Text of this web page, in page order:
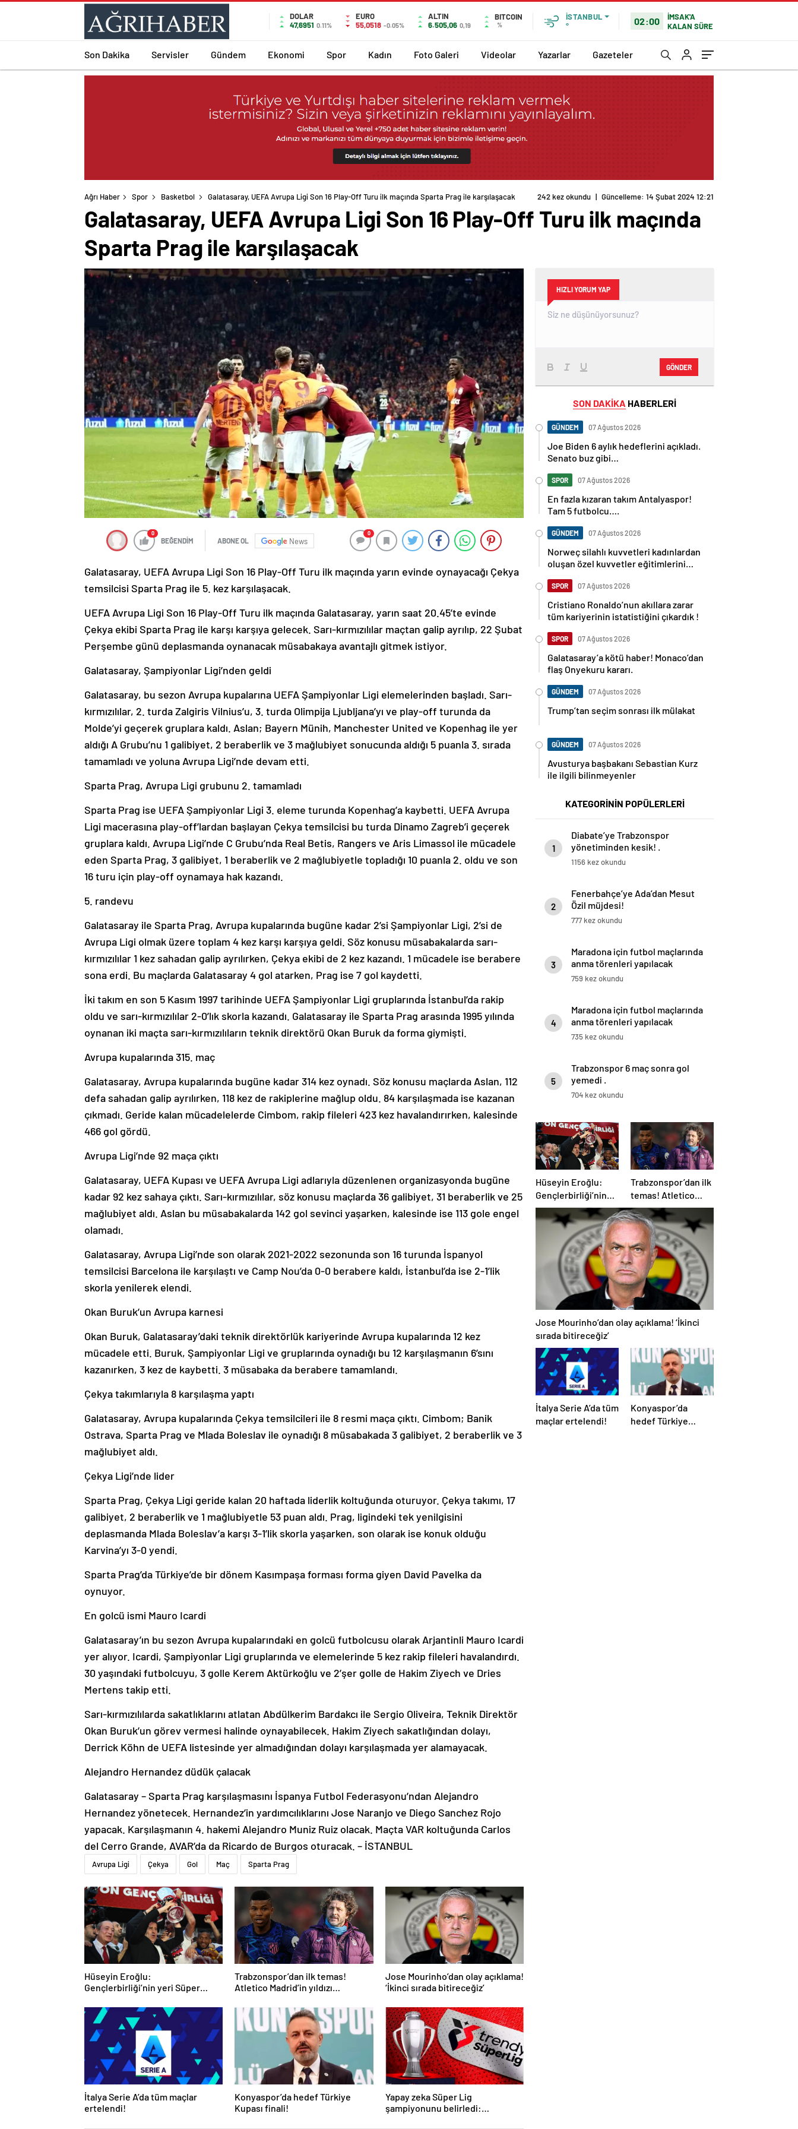
DOLAR
47,6951 0.11%
EURO
55,0518 -0.05%
ALTIN
6.505,06 0,19
BITCOIN
%
İSTANBUL
°
02:00
İMSAK'A
KALAN SÜRE
Son Dakika Servisler Gündem Ekonomi Spor Kadın Foto Galeri Videolar Yazarlar Gazeteler
Ağrı Haber Spor Basketbol Galatasaray, UEFA Avrupa Ligi Son 16 Play-Off Turu ilk maçında Sparta Prag ile karşılaşacak
Galatasaray, UEFA Avrupa Ligi Son 16 Play-Off Turu ilk maçında
Sparta Prag ile karşılaşacak
0
BEĞENDİM ABONE OL News
0
Galatasaray, UEFA Avrupa Ligi Son 16 Play-Off Turu ilk maçında yarın evinde oynayacağı Çekya
temsilcisi Sparta Prag ile 5. kez karşılaşacak.
UEFA Avrupa Ligi Son 16 Play-Off Turu ilk maçında Galatasaray, yarın saat 20.45’te evinde
Çekya ekibi Sparta Prag ile karşı karşıya gelecek. Sarı-kırmızılılar maçtan galip ayrılıp, 22 Şubat
Perşembe günü deplasmanda oynanacak müsabakaya avantajlı gitmek istiyor.
Galatasaray, Şampiyonlar Ligi’nden geldi
Galatasaray, bu sezon Avrupa kupalarına UEFA Şampiyonlar Ligi elemelerinden başladı. Sarı-
kırmızılılar, 2. turda Zalgiris Vilnius’u, 3. turda Olimpija Ljubljana’yı ve play-off turunda da
Molde’yi geçerek gruplara kaldı. Aslan; Bayern Münih, Manchester United ve Kopenhag ile yer
aldığı A Grubu’nu 1 galibiyet, 2 beraberlik ve 3 mağlubiyet sonucunda aldığı 5 puanla 3. sırada
tamamladı ve yoluna Avrupa Ligi’nde devam etti.
Sparta Prag, Avrupa Ligi grubunu 2. tamamladı
Sparta Prag ise UEFA Şampiyonlar Ligi 3. eleme turunda Kopenhag’a kaybetti. UEFA Avrupa
Ligi macerasına play-off’lardan başlayan Çekya temsilcisi bu turda Dinamo Zagreb’i geçerek
gruplara kaldı. Avrupa Ligi’nde C Grubu’nda Real Betis, Rangers ve Aris Limassol ile mücadele
eden Sparta Prag, 3 galibiyet, 1 beraberlik ve 2 mağlubiyetle topladığı 10 puanla 2. oldu ve son
16 turu için play-off oynamaya hak kazandı.
5. randevu
Galatasaray ile Sparta Prag, Avrupa kupalarında bugüne kadar 2’si Şampiyonlar Ligi, 2’si de
Avrupa Ligi olmak üzere toplam 4 kez karşı karşıya geldi. Söz konusu müsabakalarda sarı-
kırmızılılar 1 kez sahadan galip ayrılırken, Çekya ekibi de 2 kez kazandı. 1 mücadele ise berabere
sona erdi. Bu maçlarda Galatasaray 4 gol atarken, Prag ise 7 gol kaydetti.
İki takım en son 5 Kasım 1997 tarihinde UEFA Şampiyonlar Ligi gruplarında İstanbul’da rakip
oldu ve sarı-kırmızılılar 2-0’lık skorla kazandı. Galatasaray ile Sparta Prag arasında 1995 yılında
oynanan iki maçta sarı-kırmızılıların teknik direktörü Okan Buruk da forma giymişti.
Avrupa kupalarında 315. maç
Galatasaray, Avrupa kupalarında bugüne kadar 314 kez oynadı. Söz konusu maçlarda Aslan, 112
defa sahadan galip ayrılırken, 118 kez de rakiplerine mağlup oldu. 84 karşılaşmada ise kazanan
çıkmadı. Geride kalan mücadelelerde Cimbom, rakip fileleri 423 kez havalandırırken, kalesinde
466 gol gördü.
Avrupa Ligi’nde 92 maça çıktı
Galatasaray, UEFA Kupası ve UEFA Avrupa Ligi adlarıyla düzenlenen organizasyonda bugüne
kadar 92 kez sahaya çıktı. Sarı-kırmızılılar, söz konusu maçlarda 36 galibiyet, 31 beraberlik ve 25
mağlubiyet aldı. Aslan bu müsabakalarda 142 gol sevinci yaşarken, kalesinde ise 113 gole engel
olamadı.
Galatasaray, Avrupa Ligi’nde son olarak 2021-2022 sezonunda son 16 turunda İspanyol
temsilcisi Barcelona ile karşılaştı ve Camp Nou’da 0-0 berabere kaldı, İstanbul’da ise 2-1’lik
skorla yenilerek elendi.
Okan Buruk’un Avrupa karnesi
Okan Buruk, Galatasaray’daki teknik direktörlük kariyerinde Avrupa kupalarında 12 kez
mücadele etti. Buruk, Şampiyonlar Ligi ve gruplarında oynadığı bu 12 karşılaşmanın 6’sını
kazanırken, 3 kez de kaybetti. 3 müsabaka da berabere tamamlandı.
Çekya takımlarıyla 8 karşılaşma yaptı
Galatasaray, Avrupa kupalarında Çekya temsilcileri ile 8 resmi maça çıktı. Cimbom; Banik
Ostrava, Sparta Prag ve Mlada Boleslav ile oynadığı 8 müsabakada 3 galibiyet, 2 beraberlik ve 3
mağlubiyet aldı.
Çekya Ligi’nde lider
Sparta Prag, Çekya Ligi geride kalan 20 haftada liderlik koltuğunda oturuyor. Çekya takımı, 17
galibiyet, 2 beraberlik ve 1 mağlubiyetle 53 puan aldı. Prag, ligindeki tek yenilgisini
deplasmanda Mlada Boleslav’a karşı 3-1’lik skorla yaşarken, son olarak ise konuk olduğu
Karvina’yı 3-0 yendi.
Sparta Prag’da Türkiye’de bir dönem Kasımpaşa forması forma giyen David Pavelka da
oynuyor.
En golcü ismi Mauro Icardi
Galatasaray’ın bu sezon Avrupa kupalarındaki en golcü futbolcusu olarak Arjantinli Mauro Icardi
yer alıyor. Icardi, Şampiyonlar Ligi gruplarında ve elemelerinde 5 kez rakip fileleri havalandırdı.
30 yaşındaki futbolcuyu, 3 golle Kerem Aktürkoğlu ve 2’şer golle de Hakim Ziyech ve Dries
Mertens takip etti.
Sarı-kırmızılılarda sakatlıklarını atlatan Abdülkerim Bardakcı ile Sergio Oliveira, Teknik Direktör
Okan Buruk’un görev vermesi halinde oynayabilecek. Hakim Ziyech sakatlığından dolayı,
Derrick Köhn de UEFA listesinde yer almadığından dolayı karşılaşmada yer alamayacak.
Alejandro Hernandez düdük çalacak
Galatasaray – Sparta Prag karşılaşmasını İspanya Futbol Federasyonu’ndan Alejandro
Hernandez yönetecek. Hernandez’in yardımcılıklarını Jose Naranjo ve Diego Sanchez Rojo
yapacak. Karşılaşmanın 4. hakemi Alejandro Muniz Ruiz olacak. Maçta VAR koltuğunda Carlos
del Cerro Grande, AVAR’da da Ricardo de Burgos oturacak. – İSTANBUL
Avrupa Ligi Çekya Gol Maç Sparta Prag
Hüseyin Eroğlu:
Gençlerbirliği’nin yeri Süper
Trabzonspor’dan ilk temas!
Atletico Madrid’in yıldızı
Jose Mourinho’dan olay açıklama!
‘İkinci sırada bitireceğiz’
İtalya Serie A’da tüm maçlar
ertelendi!
Konyaspor’da hedef Türkiye
Kupası finali!
Yapay zeka Süper Lig
şampiyonunu belirledi:
HIZLI YORUM YAP
GÖNDER
SON DAKİKA HABERLERİ
GÜNDEM 07 Ağustos 2026
Joe Biden 6 aylık hedeflerini açıkladı.
Senato buz gibi…
SPOR 07 Ağustos 2026
En fazla kızaran takım Antalyaspor!
Tam 5 futbolcu….
GÜNDEM 07 Ağustos 2026
Norweç silahlı kuvvetleri kadınlardan
oluşan özel kuvvetler eğitimlerini
SPOR 07 Ağustos 2026
Cristiano Ronaldo’nun akıllara zarar
tüm kariyerinin istatistiğini çıkardık !
SPOR 07 Ağustos 2026
Galatasaray’a kötü haber! Monaco’dan
flaş Onyekuru kararı.
GÜNDEM 07 Ağustos 2026
Trump’tan seçim sonrası ilk mülakat
GÜNDEM 07 Ağustos 2026
Avusturya başbakanı Sebastian Kurz
ile ilgili bilinmeyenler
KATEGORİNİN POPÜLERLERİ
1
Diabate’ye Trabzonspor
yönetiminden kesik! .
1156 kez okundu
2
Fenerbahçe’ye Ada’dan Mesut
Özil müjdesi!
777 kez okundu
3
Maradona için futbol maçlarında
anma törenleri yapılacak
759 kez okundu
4
Maradona için futbol maçlarında
anma törenleri yapılacak
735 kez okundu
5
Trabzonspor 6 maç sonra gol
yemedi .
704 kez okundu
Hüseyin Eroğlu:
Gençlerbirliği’nin
yeri Süper Lig’dir
Trabzonspor’dan ilk
temas! Atletico
Madrid’in yıldızı
gündemde
Jose Mourinho’dan olay açıklama! ‘İkinci
sırada bitireceğiz’
İtalya Serie A’da tüm
maçlar ertelendi!
Konyaspor’da
hedef Türkiye